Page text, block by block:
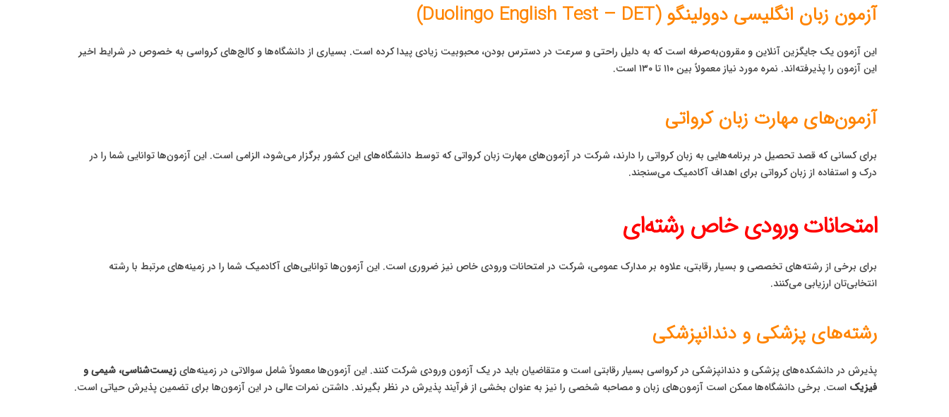
آزمون زبان انگلیسی دوولینگو (Duolingo English Test – DET)
این آزمون یک جایگزین آنلاین و مقرون‌به‌صرفه است که به دلیل راحتی و سرعت در دسترس بودن، محبوبیت زیادی پیدا کرده است. بسیاری از دانشگاه‌ها و کالج‌های کرواسی به خصوص در شرایط اخیر
این آزمون را پذیرفته‌اند. نمره مورد نیاز معمولاً بین ۱۱۰ تا ۱۳۰ است.
آزمون‌های مهارت زبان کرواتی
برای کسانی که قصد تحصیل در برنامه‌هایی به زبان کرواتی را دارند، شرکت در آزمون‌های مهارت زبان کرواتی که توسط دانشگاه‌های این کشور برگزار می‌شود، الزامی است. این آزمون‌ها توانایی شما را در
درک و استفاده از زبان کرواتی برای اهداف آکادمیک می‌سنجند.
امتحانات ورودی خاص رشته‌ای
برای برخی از رشته‌های تخصصی و بسیار رقابتی، علاوه بر مدارک عمومی، شرکت در امتحانات ورودی خاص نیز ضروری است. این آزمون‌ها توانایی‌های آکادمیک شما را در زمینه‌های مرتبط با رشته
انتخابی‌تان ارزیابی می‌کنند.
رشته‌های پزشکی و دندانپزشکی
پذیرش در دانشکده‌های پزشکی و دندانپزشکی در کرواسی بسیار رقابتی است و متقاضیان باید در یک آزمون ورودی شرکت کنند. این آزمون‌ها معمولاً شامل سوالاتی در زمینه‌هایزیست‌شناسی، شیمی و
فیزیک است. برخی دانشگاه‌ها ممکن است آزمون‌های زبان و مصاحبه شخصی را نیز به عنوان بخشی از فرآیند پذیرش در نظر بگیرند. داشتن نمرات عالی در این آزمون‌ها برای تضمین پذیرش حیاتی است.